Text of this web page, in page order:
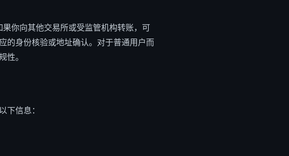
果你向其他交易所或受监管机构转账，可
的身份核验或地址确认。对于普通用户而
性。
下信息：